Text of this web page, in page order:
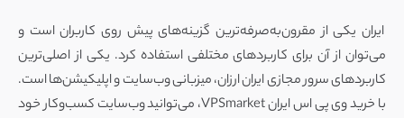
ایران یکی از مقرون‌به‌صرفه‌ترین گزینه‌های پیش روی کاربران است و
می‌توان از آن برای کاربردهای مختلفی استفاده کرد. یکی از اصلی‌ترین
کاربردهای سرور مجازی ایران ارزان، میزبانی وب‌سایت و اپلیکیشن‌ها است.
با خرید وی پی اس ایران VPSmarket، می‌توانید وب‌سایت کسب‌و‌کار خود